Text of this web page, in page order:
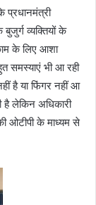
प्रधानमंत्री
व्यक्तियों के
के लिए आशा
समस्याएं भी आ रही
है या फिंगर नहीं आ
लेकिन अधिकारी
ओटीपी के माध्यम से